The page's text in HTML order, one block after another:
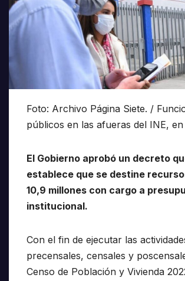
Foto: Archivo Página Siete. /
públicos en las afueras del INE, en
El Gobierno aprobó un decreto
establece que se destine
10,9 millones con cargo a
institucional.
Con el fin de ejecutar las
precensales, censales y
Censo de Población y Vivienda